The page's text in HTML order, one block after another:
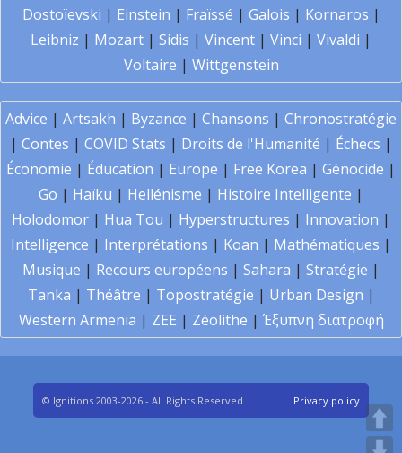
Dostoïevski | Einstein | Fraïssé | Galois | Kornaros |
Leibniz | Mozart | Sidis | Vincent | Vinci | Vivaldi |
Voltaire | Wittgenstein
Advice | Artsakh | Byzance | Chansons | Chronostratégie
| Contes | COVID Stats | Droits de l'Humanité | Échecs |
Économie | Éducation | Europe | Free Korea | Génocide |
Go | Haïku | Hellénisme | Histoire Intelligente |
Holodomor | Hua Tou | Hyperstructures | Innovation |
Intelligence | Interprétations | Koan | Mathématiques |
Musique | Recours européens | Sahara | Stratégie |
Tanka | Théâtre | Topostratégie | Urban Design |
Western Armenia | ZEE | Zéolithe | Έξυπνη διατροφή
© Ignitions 2003-2026 - All Rights Reserved Privacy policy